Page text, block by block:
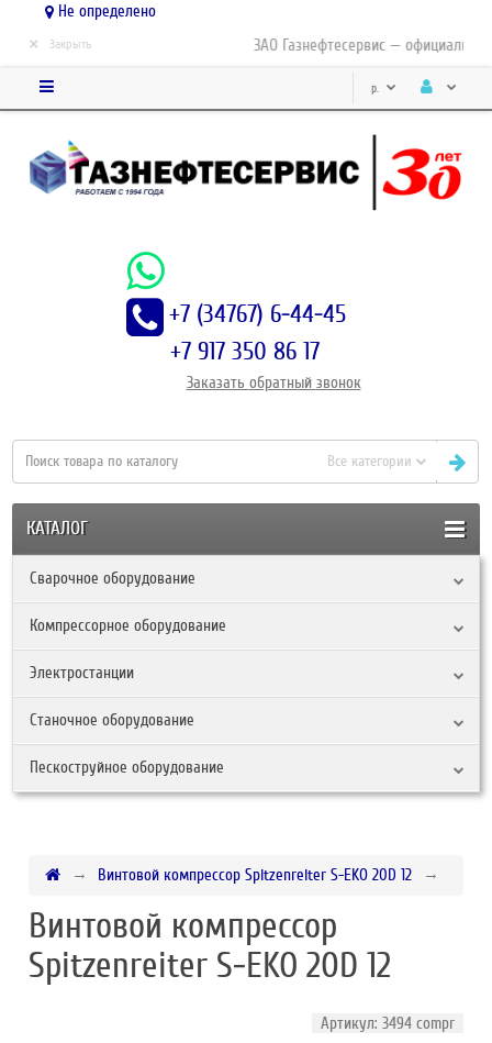
Не определено
ЗАО Газнефтесервис —
× Закрыть
р.
+7 (34767) 6-44-45
+7 917 350 86 17
Заказать обратный звонок
Все категории
КАТАЛОГ
Сварочное оборудование
Компрессорное оборудование
Электростанции
Станочное оборудование
Пескоструйное оборудование
Винтовой компрессор Spitzenreiter S-EKO 20D 12
Винтовой компрессор
Spitzenreiter S-EKO 20D 12
Артикул: 3494 compr